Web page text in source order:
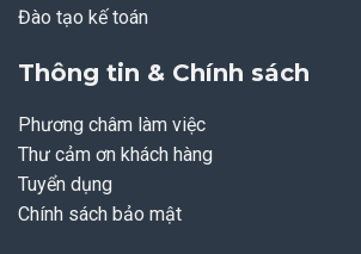
Đào tạo kế toán
Thông tin & Chính sách
Phương châm làm việc
Thư cảm ơn khách hàng
Tuyển dụng
Chính sách bảo mật